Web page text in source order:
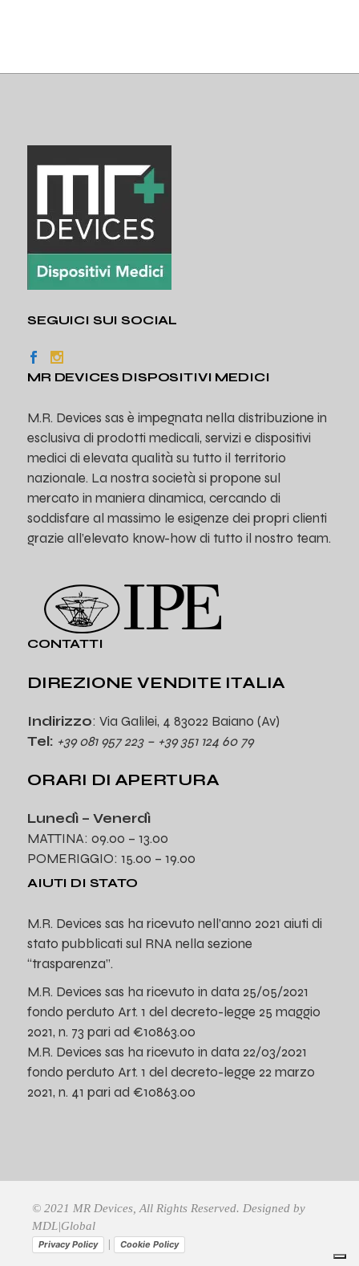
SEGUICI SUI SOCIAL
MR DEVICES DISPOSITIVI MEDICI
M.R. Devices sas è impegnata nella distribuzione in
esclusiva di prodotti medicali, servizi e dispositivi
medici di elevata qualità su tutto il territorio
nazionale. La nostra società si propone sul
mercato in maniera dinamica, cercando di
soddisfare al massimo le esigenze dei propri clienti
grazie all’elevato know-how di tutto il nostro team.
CONTATTI
DIREZIONE VENDITE ITALIA
Indirizzo: Via Galilei, 4 83022 Baiano (Av)
Tel: +39 081 957 223 – +39 351 124 60 79
ORARI DI APERTURA
Lunedì – Venerdì
MATTINA: 09.00 – 13.00
POMERIGGIO: 15.00 – 19.00
AIUTI DI STATO
M.R. Devices sas ha ricevuto nell’anno 2021 aiuti di
stato pubblicati sul RNA nella sezione
“trasparenza”.
M.R. Devices sas ha ricevuto in data 25/05/2021
fondo perduto Art. 1 del decreto-legge 25 maggio
2021, n. 73 pari ad €10863.00
M.R. Devices sas ha ricevuto in data 22/03/2021
fondo perduto Art. 1 del decreto-legge 22 marzo
2021, n. 41 pari ad €10863.00
© 2021 MR Devices, All Rights Reserved. Designed by
MDL|Global
Privacy Policy | Cookie Policy